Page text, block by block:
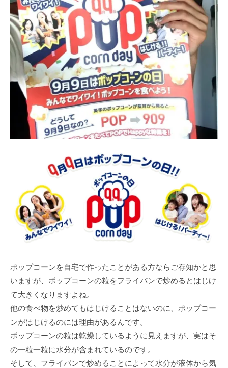
ポップコーンを自宅で作ったことがある方ならご存知かと思
いますが、ポップコーンの粒をフライパンで炒めるとはじけ
て大きくなりますよね。
他の食べ物を炒めてもはじけることはないのに、ポップコー
ンがはじけるのには理由があるんです。
ポップコーンの粒は乾燥しているように見えますが、実はそ
の一粒一粒に水分が含まれているのです。
そして、フライパンで炒めることによって水分が液体から気